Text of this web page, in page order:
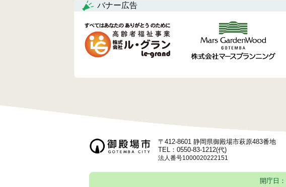
ー
シ
ョ
バナー広告
〒412-8601 静岡県御殿場市萩原483番地
TEL：0550-83-1212(代)
法人番号1000020222151
開庁日